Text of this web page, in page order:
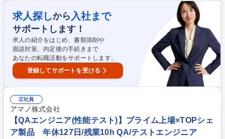
を駆使しサポートしていただきます。 【働き方について】 ・社員全員が
末永く働ける環境を整えており、今期に入り残業を2割ほど減らし、来期
はさらに2割の低減を目指しています。有休も取得しやすく、産休・育休
を経た社員もほとんどが復帰しています。長期的にスキルを磨きながら活
躍したい方にはマッチした環境です。 募集職種 川崎【運転管理:火力・バ
イオマス発電所】残業月20h程度：東京電力HD100%出資
求人探しから 入社まで
サポートします！
求人の紹介をはじめ、書類添削や
面談対策、内定後の手続きまで
あなたの転職活動をサポートします。
登録してサポートを受ける
正社員
アマノ株式会社
【QAエンジニア(性能テスト)】プライム上場×TOPシェ
ア製品 年休127日/残業10h QA/テストエンジニア